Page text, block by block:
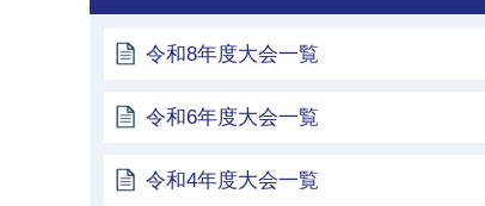
令和8年度大会一覧
令和6年度大会一覧
令和4年度大会一覧